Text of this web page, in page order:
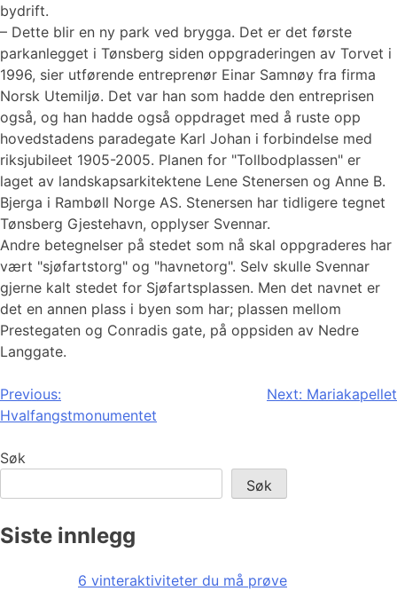
bydrift.
– Dette blir en ny park ved brygga. Det er det første
parkanlegget i Tønsberg siden oppgraderingen av Torvet i
1996, sier utførende entreprenør Einar Samnøy fra firma
Norsk Utemiljø. Det var han som hadde den entreprisen
også, og han hadde også oppdraget med å ruste opp
hovedstadens paradegate Karl Johan i forbindelse med
riksjubileet 1905-2005. Planen for "Tollbodplassen" er
laget av landskapsarkitektene Lene Stenersen og Anne B.
Bjerga i Rambøll Norge AS. Stenersen har tidligere tegnet
Tønsberg Gjestehavn, opplyser Svennar.
Andre betegnelser på stedet som nå skal oppgraderes har
vært "sjøfartstorg" og "havnetorg". Selv skulle Svennar
gjerne kalt stedet for Sjøfartsplassen. Men det navnet er
det en annen plass i byen som har; plassen mellom
Prestegaten og Conradis gate, på oppsiden av Nedre
Langgate.
Innleggsnavigasjon
Previous:
Hvalfangstmonumentet
Next: Mariakapellet
Søk
Søk
Siste innlegg
6 vinteraktiviteter du må prøve